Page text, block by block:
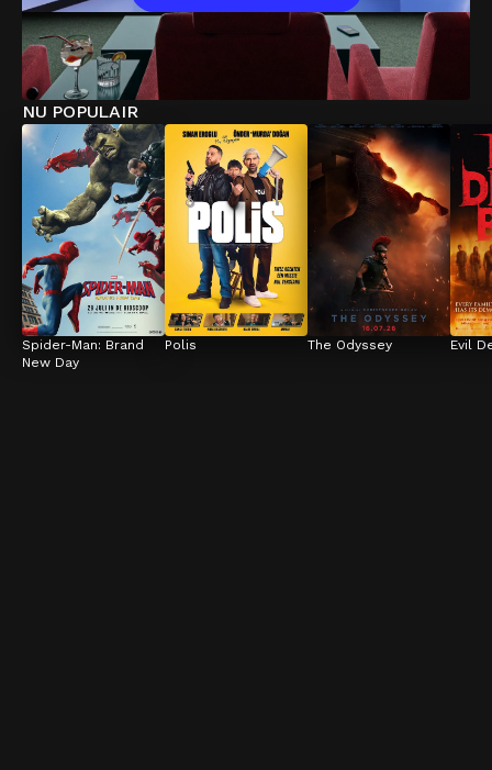
NU POPULAIR
Spider-Man: Brand
New Day
Polis The Odyssey Evil